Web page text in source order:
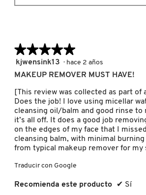
PATCHOLOGY
PATRICK TA
PEACE OUT SKINCARE
PETER THOMAS ROTH
★★★★★
★★★★★
5
de
estrellas.
kjwensink13 · hace 2 años
MAKEUP REMOVER MUST HAVE!
[This review was collected as part of
Does the job! I love using micellar
cleansing oil/balm and good rinse to
it’s all off. It does a good job
on the edges of my face that I
cleansing balm, with minimal
from typical makeup remover for my
Traducir con Google
Recomienda este producto ✔ Sí